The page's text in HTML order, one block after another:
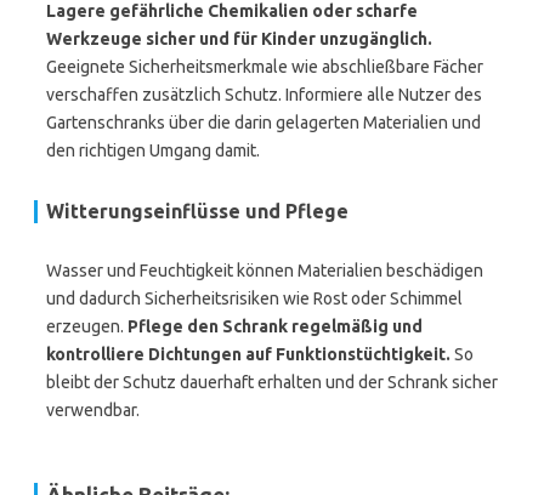
Lagere gefährliche Chemikalien oder scharfe
Werkzeuge sicher und für Kinder unzugänglich.
Geeignete Sicherheitsmerkmale wie abschließbare Fächer
verschaffen zusätzlich Schutz. Informiere alle Nutzer des
Gartenschranks über die darin gelagerten Materialien und
den richtigen Umgang damit.
Witterungseinflüsse und Pflege
Wasser und Feuchtigkeit können Materialien beschädigen
und dadurch Sicherheitsrisiken wie Rost oder Schimmel
erzeugen. Pflege den Schrank regelmäßig und
kontrolliere Dichtungen auf Funktionstüchtigkeit. So
bleibt der Schutz dauerhaft erhalten und der Schrank sicher
verwendbar.